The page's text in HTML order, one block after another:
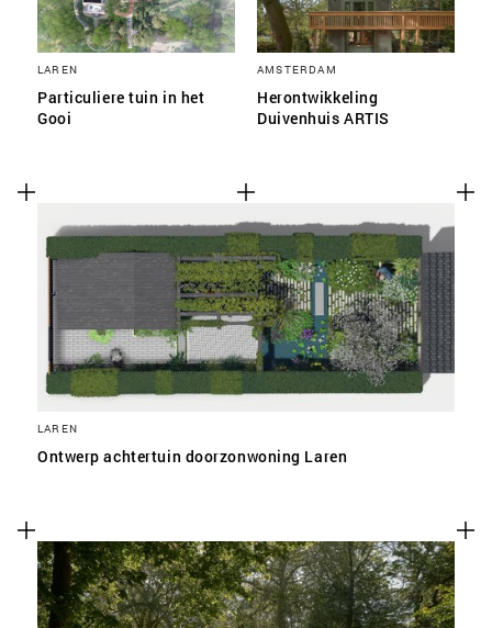
LAREN
Particuliere tuin in het
Gooi
AMSTERDAM
Herontwikkeling
Duivenhuis ARTIS
LAREN
Ontwerp achtertuin doorzonwoning Laren